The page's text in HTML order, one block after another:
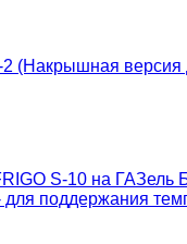
(Накрышная версия
S-10 на ГАЗель
поддержания